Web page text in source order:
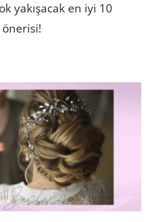
yakışacak en iyi 10
önerisi!